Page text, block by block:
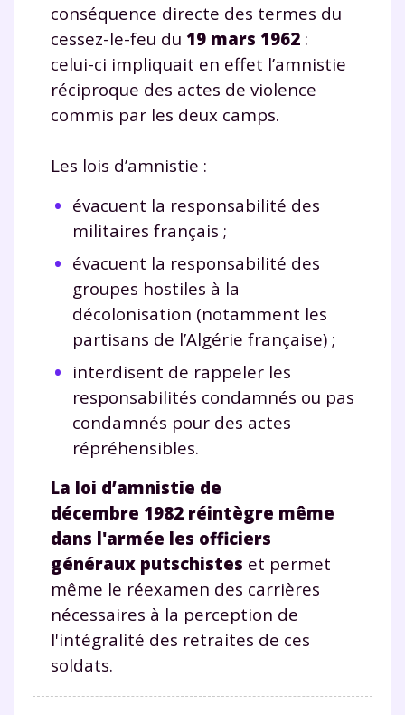
conséquence directe des termes du
cessez-le-feu du 19 mars 1962 :
celui-ci impliquait en effet l’amnistie
réciproque des actes de violence
commis par les deux camps.
Les lois d’amnistie :
évacuent la responsabilité des
militaires français ;
évacuent la responsabilité des
groupes hostiles à la
décolonisation (notamment les
partisans de l’Algérie française) ;
interdisent de rappeler les
responsabilités condamnés ou pas
condamnés pour des actes
répréhensibles.
La loi d’amnistie de
décembre 1982 réintègre même
dans l'armée les officiers
généraux putschistes et permet
même le réexamen des carrières
nécessaires à la perception de
l'intégralité des retraites de ces
soldats.
Envie de progresser